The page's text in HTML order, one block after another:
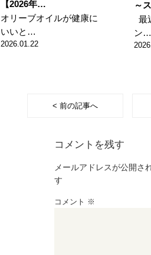
【2026年…
オリーブオイルが健康に
いいと…
2026.01.22
～
最
ン…
< 前の記事へ
コメントを残す
メールアドレスが公開さ
す
コメント ※